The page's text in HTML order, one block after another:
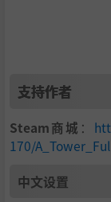
支持作者
Steam商城 ：
170/
中文设置